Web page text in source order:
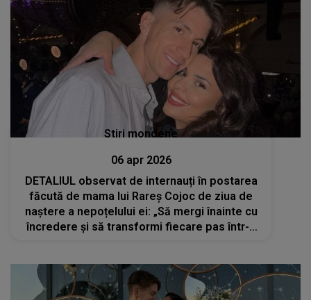
Stiri mondene
06 apr 2026
DETALIUL observat de internauți în postarea
făcută de mama lui Rareș Cojoc de ziua de
naștere a nepoțelului ei: „Să mergi înainte cu
încredere și să transformi fiecare pas într-o